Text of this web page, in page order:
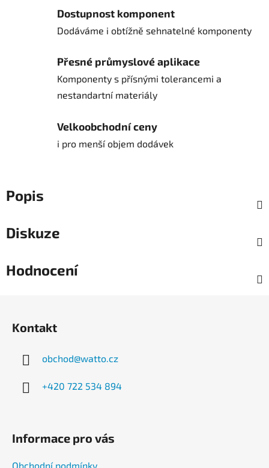
Dostupnost komponent
Dodáváme i obtížně sehnatelné komponenty
Přesné průmyslové aplikace
Komponenty s přísnými tolerancemi a
nestandartní materiály
Velkoobchodní ceny
i pro menší objem dodávek
Popis
Diskuze
Hodnocení
Kontakt
obchod@watto.cz
+420 722 534 894
Informace pro vás
Obchodní podmínky